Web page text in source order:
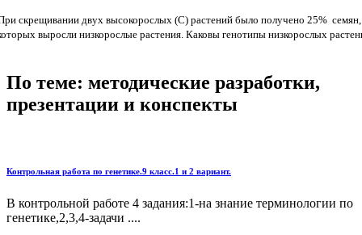
скрещивании двух высокорослых (С) растений было получено 25%
выросли низкорослые растения. Каковы генотипы низкорослых
По теме: методические разработки,
презентации и конспекты
Контрольная работа по генетике.9 класс.1 и 2 вариант.
В контрольной работе 4 задания:1-на знание терминологии по
генетике,2,3,4-задачи ....